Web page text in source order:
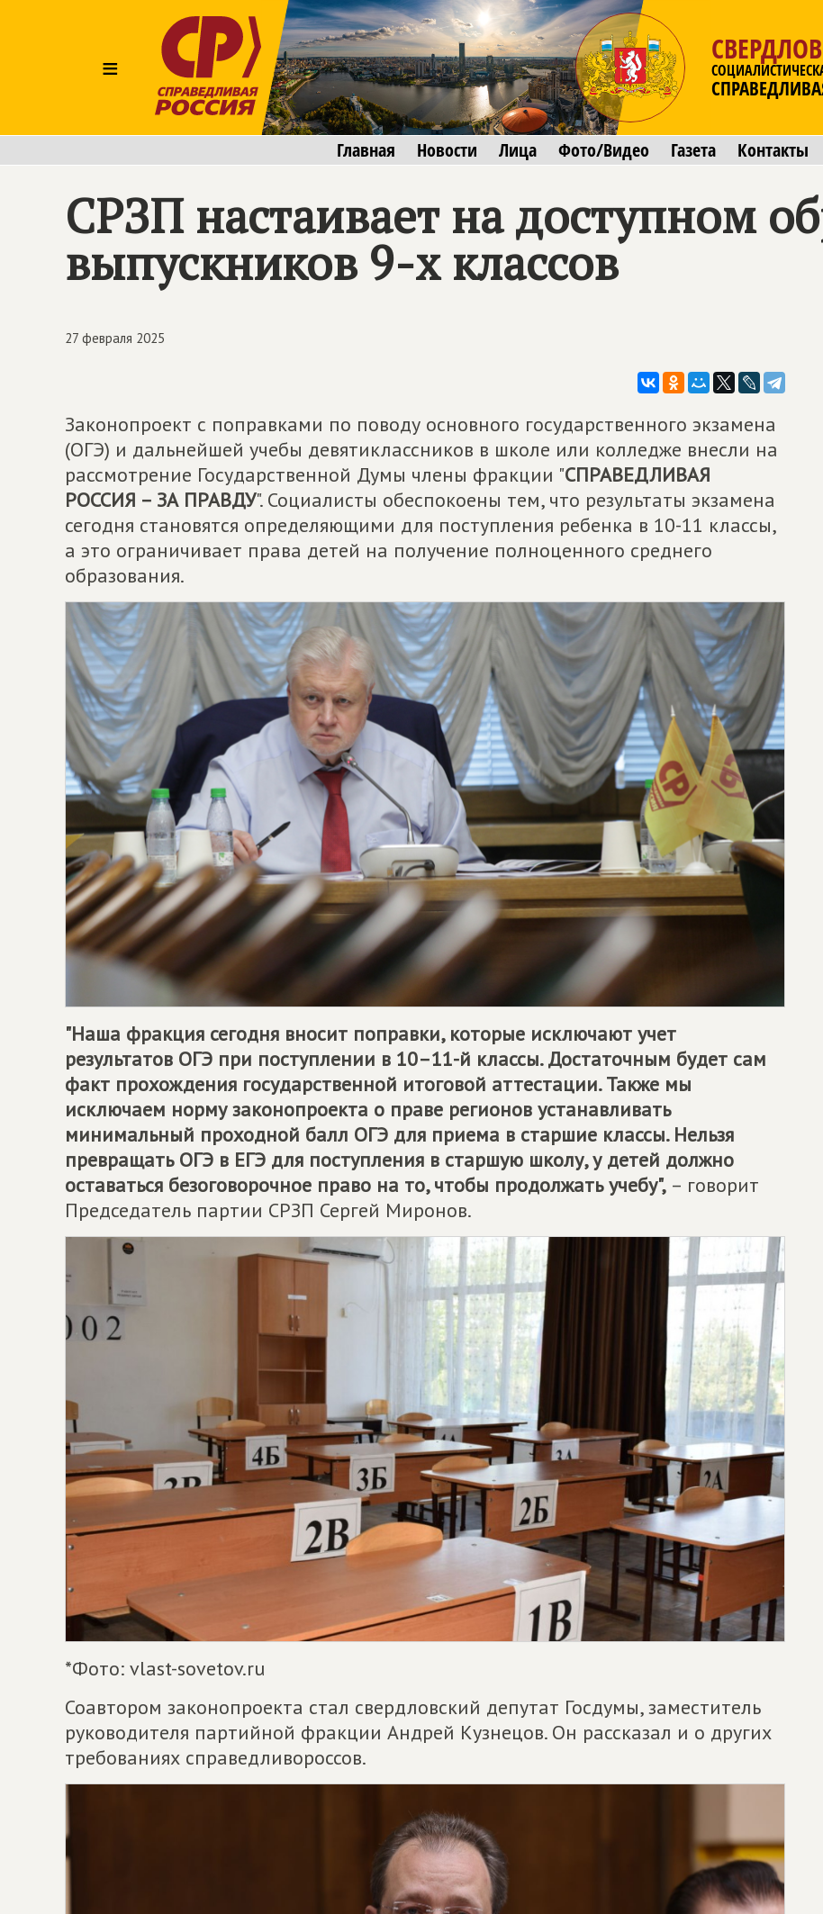
≡
Главная Новости Лица Фото/Видео Газета Контакты
СРЗП настаивает на доступном
выпускников 9-х классов
27 февраля 2025
Законопроект с поправками по поводу основного государственного экзамена
(ОГЭ) и дальнейшей учебы девятиклассников в школе или колледже внесли на
рассмотрение Государственной Думы члены фракции "СПРАВЕДЛИВАЯ
РОССИЯ – ЗА ПРАВДУ". Социалисты обеспокоены тем, что результаты экзамена
сегодня становятся определяющими для поступления ребенка в 10-11 классы,
а это ограничивает права детей на получение полноценного среднего
образования.
"Наша фракция сегодня вносит поправки, которые исключают учет
результатов ОГЭ при поступлении в 10–11-й классы. Достаточным будет сам
факт прохождения государственной итоговой аттестации. Также мы
исключаем норму законопроекта о праве регионов устанавливать
минимальный проходной балл ОГЭ для приема в старшие классы. Нельзя
превращать ОГЭ в ЕГЭ для поступления в старшую школу, у детей должно
оставаться безоговорочное право на то, чтобы продолжать учебу", – говорит
Председатель партии СРЗП Сергей Миронов.
*Фото: vlast-sovetov.ru
Соавтором законопроекта стал свердловский депутат Госдумы, заместитель
руководителя партийной фракции Андрей Кузнецов. Он рассказал и о других
требованиях справедливороссов.